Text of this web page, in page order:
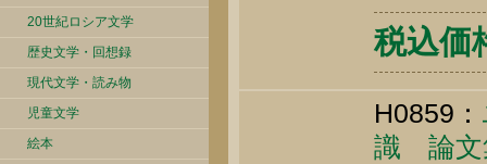
20世紀ロシア文学
歴史文学・回想録
現代文学・読み物
児童文学
絵本
税込価
H0859：
識 論文